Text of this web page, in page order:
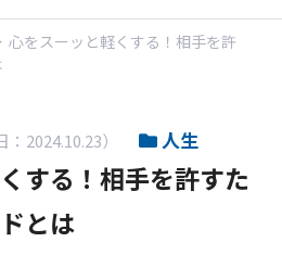
心をスーッと軽くする！相手を許
：2024.10.23） 人生
する！相手を許すた
とは